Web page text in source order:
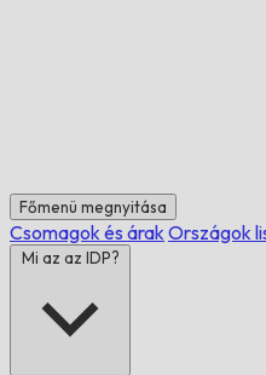
Főmenü megnyitása
Csomagok és árak Országok
Mi az az IDP?